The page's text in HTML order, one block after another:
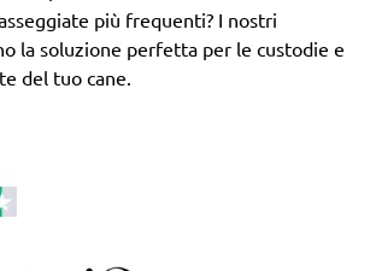
più frequenti? I nostri
la soluzione perfetta per le custodie e
del tuo cane.